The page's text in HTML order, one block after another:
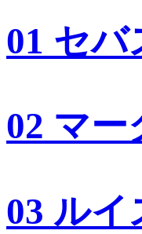
01 セ
02 マ
03 ル